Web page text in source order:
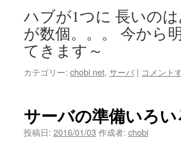
ハブが1つに 長いの
が数個。。。 今から
てきます～
カテゴリー: chobi net, サーバ | コメント
サーバの準備いろい
投稿日: 2016/01/03 作成者: chobi